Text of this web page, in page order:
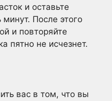
и оставьте
После этого
и повторяйте
пятно не исчезнет.
вас в том, что вы